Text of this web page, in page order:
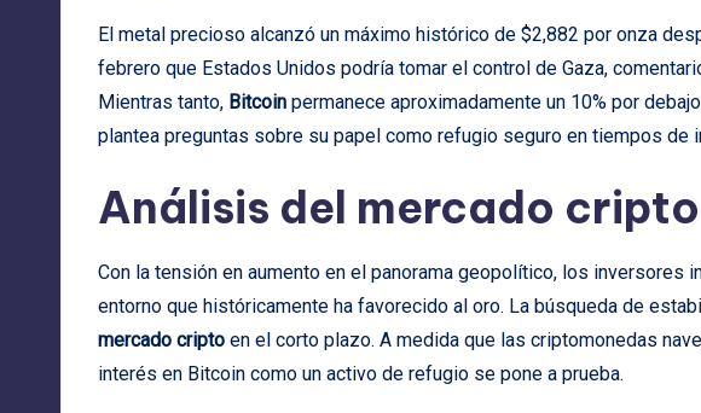
El metal precioso alcanzó un máximo histórico de $2,882 por onza
febrero que Estados Unidos podría tomar el control de Gaza,
Mientras tanto, Bitcoin permanece aproximadamente un 10% por
plantea preguntas sobre su papel como refugio seguro en tiempos de
Análisis del mercado cripto
Con la tensión en aumento en el panorama geopolítico, los inversores
entorno que históricamente ha favorecido al oro. La búsqueda de
mercado cripto en el corto plazo. A medida que las criptomonedas
interés en Bitcoin como un activo de refugio se pone a prueba.